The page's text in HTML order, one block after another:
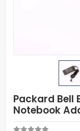
Packard Bell
Notebook